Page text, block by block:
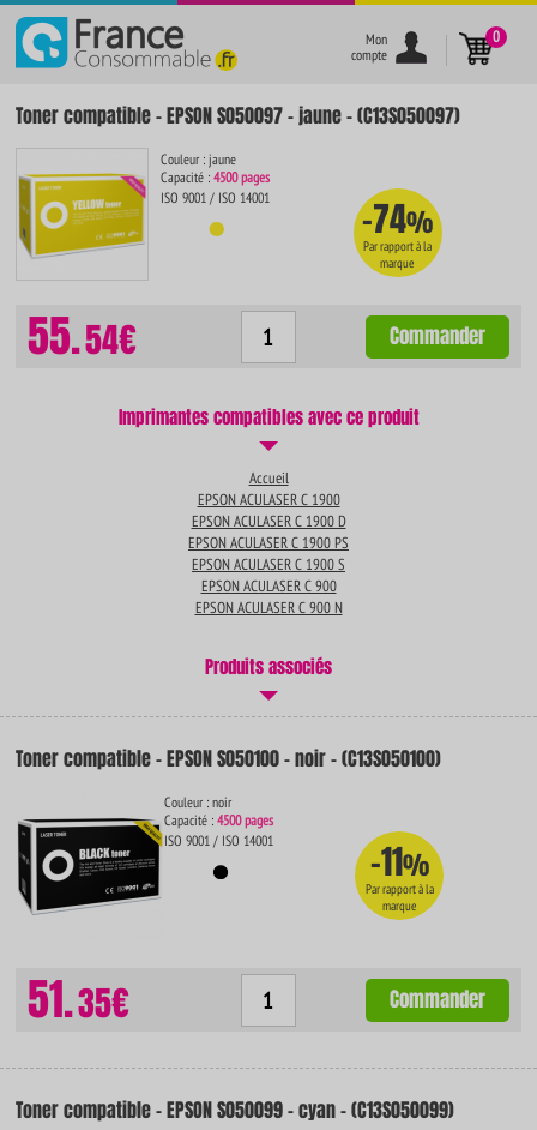
}
Mon
compte
0
Toner compatible - EPSON S050097 - jaune - (C13S050097)
Couleur : jaune
Capacité :4500 pages
ISO 9001 / ISO 14001
-74%
Par rapport à la
marque
55.54€ Commander
Imprimantes compatibles avec ce produit
Accueil
EPSON ACULASER C 1900
EPSON ACULASER C 1900 D
EPSON ACULASER C 1900 PS
EPSON ACULASER C 1900 S
EPSON ACULASER C 900
EPSON ACULASER C 900 N
Produits associés
Toner compatible - EPSON S050100 - noir - (C13S050100)
Couleur : noir
Capacité :4500 pages
ISO 9001 / ISO 14001
-11%
Par rapport à la
marque
51.35€ Commander
Toner compatible - EPSON S050099 - cyan - (C13S050099)